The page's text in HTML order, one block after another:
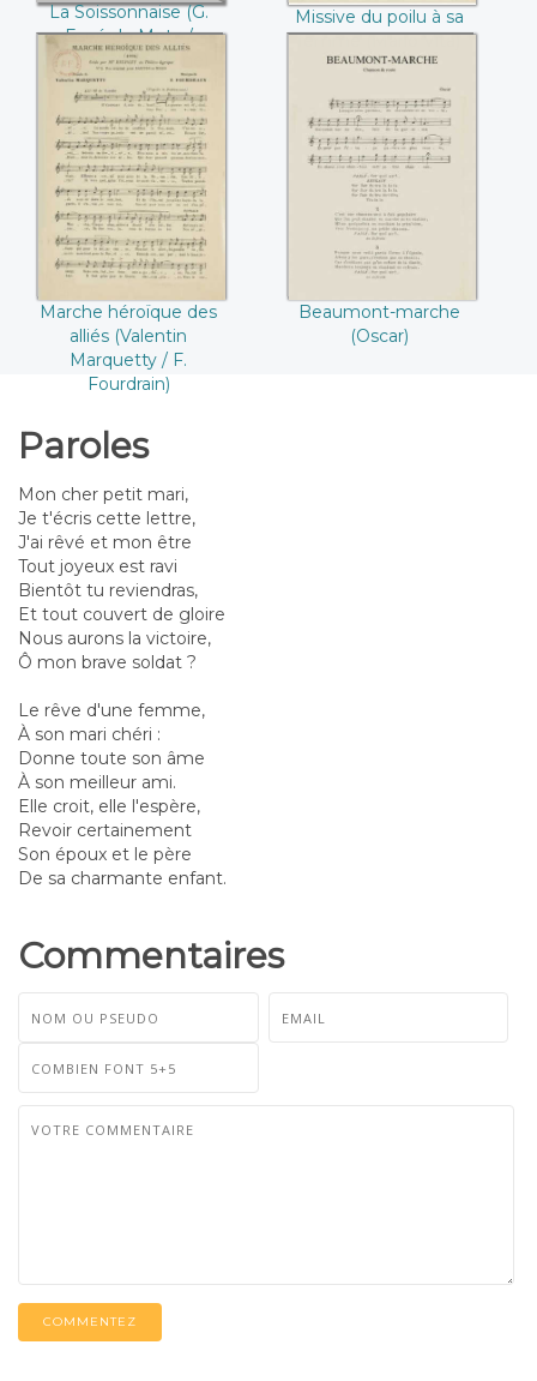
La Soissonnaise (G.
Espé de Metz /
Marcel de la Reine)
Missive du poilu à sa
femme (Mario Vita)
Marche héroïque
des alliés (Valentin
Marquetty / F.
Fourdrain)
Marche héroïque des
alliés (Valentin
Marquetty / F.
Fourdrain)
Beaumont-marche
(Oscar)
Beaumont-marche
(Oscar)
Paroles
Mon cher petit mari,
Je t'écris cette lettre,
J'ai rêvé et mon être
Tout joyeux est ravi
Bientôt tu reviendras,
Et tout couvert de gloire
Nous aurons la victoire,
Ô mon brave soldat ?
Le rêve d'une femme,
À son mari chéri :
Donne toute son âme
À son meilleur ami.
Elle croit, elle l'espère,
Revoir certainement
Son époux et le père
De sa charmante enfant.
Commentaires
COMMENTEZ